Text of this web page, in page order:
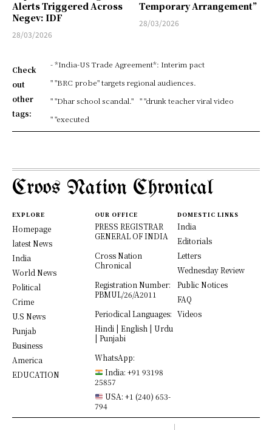
Alerts Triggered Across
Negev: IDF
28/03/2026
Temporary Arrangement”
28/03/2026
Check
out
other
tags:
- *India-US Trade Agreement*: Interim pact
" "BRC probe" targets regional audiences.
" "Dhar school scandal." " "drunk teacher viral video
" "executed
Croos Nation Chronical
EXPLORE
Homepage
latest News
India
World News
Political
Crime
U.S News
Punjab
Business
America
EDUCATION
OUR OFFICE
PRESS REGISTRAR
GENERAL OF INDIA
Cross Nation
Chronical
Registration Number:
PBMUL/26/A2011
Periodical Languages:
Hindi | English | Urdu
| Punjabi
WhatsApp:
India: +91 93198
25857
USA: +1 (240) 653-
794
DOMESTIC LINKS
India
Editorials
Letters
Wednesday Review
Public Notices
FAQ
Videos